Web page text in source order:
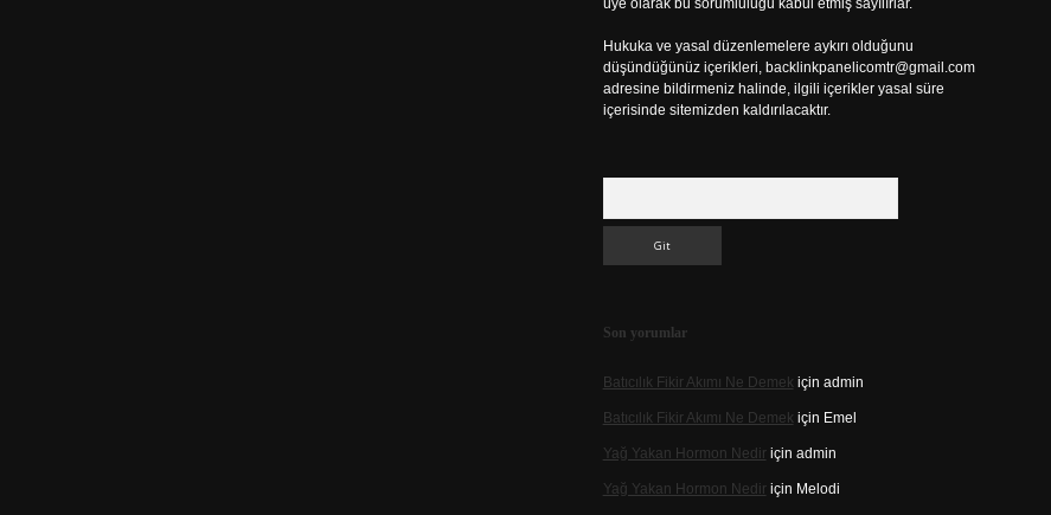
üye olarak bu sorumluluğu kabul etmiş sayılırlar.
Hukuka ve yasal düzenlemelere aykırı olduğunu
düşündüğünüz içerikleri, backlinkpanelicomtr@gmail.com
adresine bildirmeniz halinde, ilgili içerikler yasal süre
içerisinde sitemizden kaldırılacaktır.
Son yorumlar
Batıcılık Fikir Akımı Ne Demek için admin
Batıcılık Fikir Akımı Ne Demek için Emel
Yağ Yakan Hormon Nediriçin admin
Yağ Yakan Hormon Nediriçin Melodi